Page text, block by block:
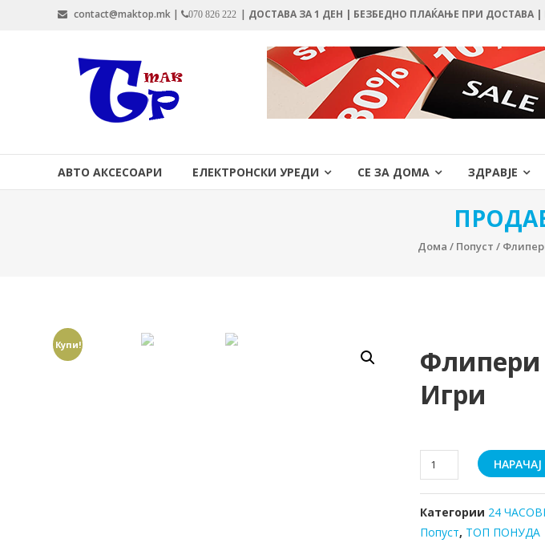
contact@maktop.mk | 070 826 222 | ДОСТАВА ЗА 1 ДЕН | БЕЗБЕДНО ПЛАЌАЊЕ ПРИ ДОСТАВА |
MAKTOP.MK
АВТО АКСЕСОАРИ ЕЛЕКТРОНСКИ УРЕДИ СЕ ЗА ДОМА ЗДРАВЈЕ
Дома / Попуст /
Купи!
Флипери
Игри
Флипери
со
2500+
ретро
игри
НАРАЧАЈ
Категории 24
Попуст, ТОП ПОНУДА